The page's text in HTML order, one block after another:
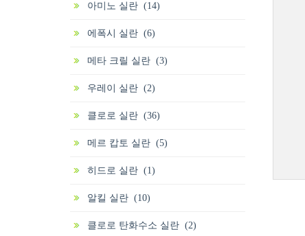
아미노 실란 (14)
에폭시 실란 (6)
메타 크릴 실란 (3)
우레이 실란 (2)
클로로 실란 (36)
메르 캅토 실란 (5)
히드로 실란 (1)
알킬 실란 (10)
클로로 탄화수소 실란 (2)